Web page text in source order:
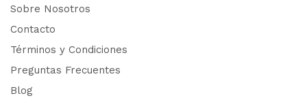
Sobre Nosotros
Contacto
Términos y Condiciones
Preguntas Frecuentes
Blog